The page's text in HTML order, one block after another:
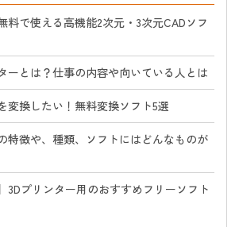
料で使える高機能2次元・3次元CADソフ
ーとは？仕事の内容や向いている人とは
変換したい！無料変換ソフト5選
特徴や、種類、ソフトにはどんなものが
3Dプリンター用のおすすめフリーソフト